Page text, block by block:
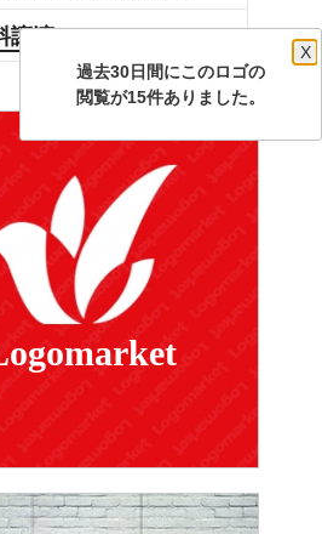
譲渡します
過去30日間にこのロゴの
X
閲覧が15件ありました。